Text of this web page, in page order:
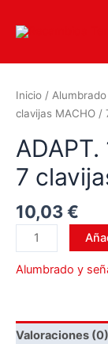
Inicio /
clavijas MACHO /
7
10,03€
Alumbrado y
Valoraciones (0)